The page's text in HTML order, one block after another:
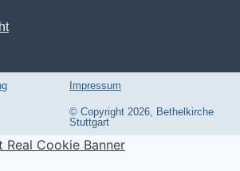
Impressum
© Copyright 2026, Bethelkirche
Stuttgart
Cookie Banner